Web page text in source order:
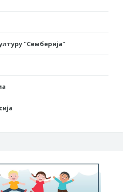
"Семберија"